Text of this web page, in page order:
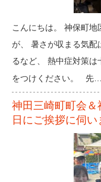
こんにちは。 神保町
が、 暑さが収まる気配
るなど、 熱中症対策
をつけください。 先…
神田三崎町町会
日にご挨拶に伺い